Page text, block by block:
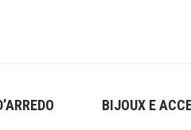
BIJOUX E